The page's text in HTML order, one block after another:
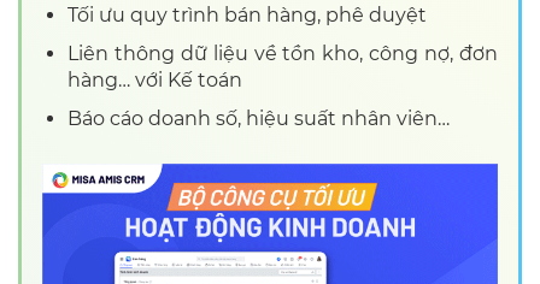
Tối ưu quy trình bán hàng, phê duyệt
Liên thông dữ liệu về tồn kho, công nợ, đơn
hàng… với Kế toán
Báo cáo doanh số, hiệu suất nhân viên…